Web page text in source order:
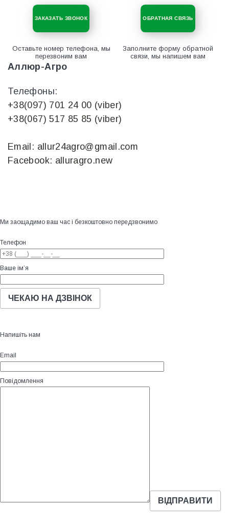
ЗАКАЗАТЬ ЗВОНОК
Оставьте номер телефона, мы
перезвоним вам
ОБРАТНАЯ СВЯЗЬ
Заполните форму обратной
связи, мы напишем вам
Аллюр-Агро
Телефоны:
+38(097) 701 24 00 (viber)
+38(067) 517 85 85 (viber)
Email: allur24agro@gmail.com
Facebook: alluragro.new
Ми заощадимо ваш час і безкоштовно передзвонимо
Телефон
Ваше ім’я
Напишіть нам
Email
Повідомлення